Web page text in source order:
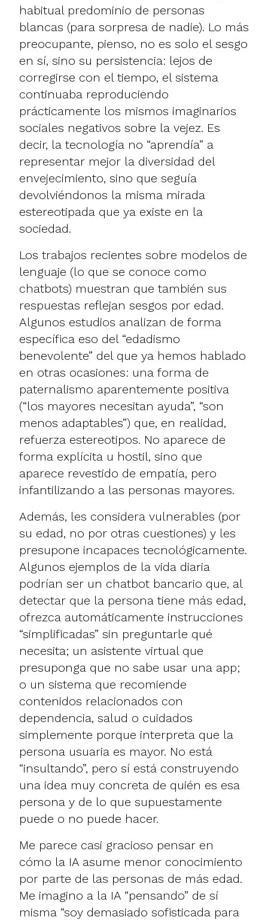
habitual predominio de personas
blancas (para sorpresa de nadie). Lo más
preocupante, pienso, no es solo el sesgo
en sí, sino su persistencia: lejos de
corregirse con el tiempo, el sistema
continuaba reproduciendo
prácticamente los mismos imaginarios
sociales negativos sobre la vejez. Es
decir, la tecnología no “aprendía” a
representar mejor la diversidad del
envejecimiento, sino que seguía
devolviéndonos la misma mirada
estereotipada que ya existe en la
sociedad.
Los trabajos recientes sobre modelos de
lenguaje (lo que se conoce como
chatbots) muestran que también sus
respuestas reflejan sesgos por edad.
Algunos estudios analizan de forma
específica eso del “edadismo
benevolente” del que ya hemos hablado
en otras ocasiones: una forma de
paternalismo aparentemente positiva
(“los mayores necesitan ayuda”, “son
menos adaptables”) que, en realidad,
refuerza estereotipos. No aparece de
forma explícita u hostil, sino que
aparece revestido de empatía, pero
infantilizando a las personas mayores.
Además, les considera vulnerables (por
su edad, no por otras cuestiones) y les
presupone incapaces tecnológicamente.
Algunos ejemplos de la vida diaria
podrían ser un chatbot bancario que, al
detectar que la persona tiene más edad,
ofrezca automáticamente instrucciones
“simplificadas” sin preguntarle qué
necesita; un asistente virtual que
presuponga que no sabe usar una app;
o un sistema que recomiende
contenidos relacionados con
dependencia, salud o cuidados
simplemente porque interpreta que la
persona usuaria es mayor. No está
“insultando”, pero sí está construyendo
una idea muy concreta de quién es esa
persona y de lo que supuestamente
puede o no puede hacer.
Me parece casi gracioso pensar en
cómo la IA asume menor conocimiento
por parte de las personas de más edad.
Me imagino a la IA “pensando” de sí
misma “soy demasiado sofisticada para